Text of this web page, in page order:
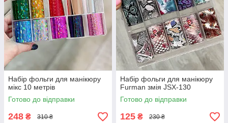
Набір фольги для манікюру
мікс 10 метрів
Готово до відправки
248 ₴ 310 ₴
Набір фольги для манікюру
Furman змія JSX-130
Готово до відправки
125 ₴ 230 ₴